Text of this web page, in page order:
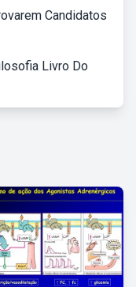
Candidatos
Livro Do